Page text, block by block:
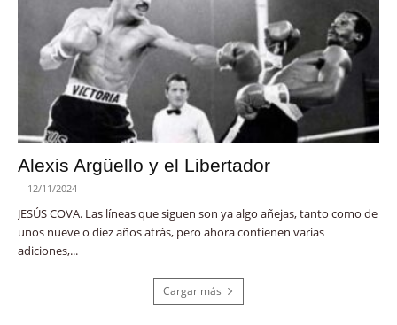
Alexis Argüello y el Libertador
- 12/11/2024
JESÚS COVA. Las líneas que siguen son ya algo añejas, tanto como de
unos nueve o diez años atrás, pero ahora contienen varias
adiciones,...
Cargar más